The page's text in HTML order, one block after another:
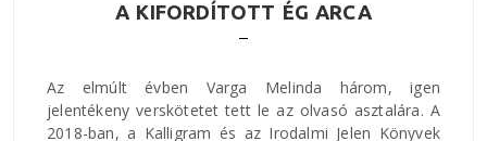
A KIFORDÍTOTT ÉG ARCA
Az elmúlt évben Varga Melinda három, igen
jelentékeny verskötetet tett le az olvasó asztalára. A
2018-ban, a Kalligram és az Irodalmi Jelen Könyvek